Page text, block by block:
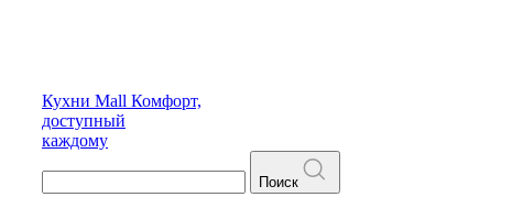
Кухни Mall Комфорт,
доступный
каждому
Поиск